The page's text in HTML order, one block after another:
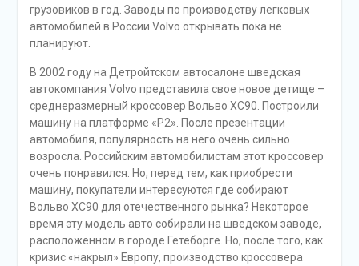
грузовиков в год. Заводы по производству легковых
автомобилей в России Volvo открывать пока не
планируют.
В 2002 году на Детройтском автосалоне шведская
автокомпания Volvo представила свое новое детище –
среднеразмерный кроссовер Вольво ХС90. Построили
машину на платформе «Р2». После презентации
автомобиля, популярность на него очень сильно
возросла. Российским автомобилистам этот кроссовер
очень понравился. Но, перед тем, как приобрести
машину, покупатели интересуются где собирают
Вольво ХС90 для отечественного рынка? Некоторое
время эту модель авто собирали на шведском заводе,
расположенном в городе Гетеборге. Но, после того, как
кризис «накрыл» Европу, производство кроссовера